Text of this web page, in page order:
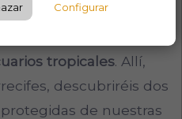
y
tropicales. Allí,
descubriréis dos
de nuestras
Configurar